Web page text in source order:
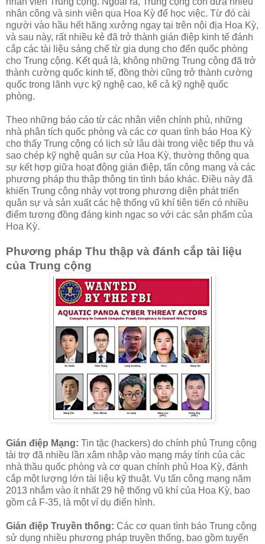
nhân công và sinh viên qua Hoa Kỳ để học việc. Từ đó cài
người vào hầu hết hãng xưởng ngay tại trên nội địa Hoa Kỳ,
và sau này, rất nhiều kẻ đã trở thành gián điệp kinh tế đánh
cắp các tài liệu sáng chế từ gia dụng cho đến quốc phòng
cho Trung cộng. Kết quả là, không những Trung cộng đã trở
thành cường quốc kinh tế, đồng thời cũng trở thành cường
quốc trong lãnh vực kỹ nghệ cao, kể cả kỹ nghệ quốc
phòng.
Theo những báo cáo từ các nhân viên chính phủ, những
nhà phân tích quốc phòng và các cơ quan tình báo Hoa Kỳ
cho thấy Trung cộng có lịch sử lâu dài trong việc tiếp thu và
sao chép kỹ nghệ quân sự của Hoa Kỳ, thường thông qua
sự kết hợp giữa hoạt động gián điệp, tấn công mạng và các
phương pháp thu thập thông tin tình báo khác. Điều này đã
khiến Trung cộng nhảy vọt trong phương diện phát triển
quân sự và sản xuất các hệ thống vũ khí tiên tiến có nhiều
điểm tương đồng đáng kinh ngạc so với các sản phẩm của
Hoa Kỳ.
Phương pháp Thu thập và đánh cắp tài liệu
của Trung cộng
Gián điệp Mạng: Tin tặc (hackers) do chính phủ Trung cộng
tài trợ đã nhiều lần xâm nhập vào mạng máy tính của các
nhà thầu quốc phòng và cơ quan chính phủ Hoa Kỳ, đánh
cắp một lượng lớn tài liệu kỹ thuật. Vụ tấn công mạng năm
2013 nhắm vào ít nhất 29 hệ thống vũ khí của Hoa Kỳ, bao
gồm cả F-35, là một ví dụ điển hình.
Gián điệp Truyền thống: Các cơ quan tình báo Trung cộng
sử dụng nhiều phương pháp truyền thống, bao gồm tuyển